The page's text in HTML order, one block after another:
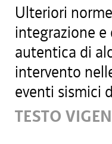
Ulteriori
integrazione
autentica di
intervento
eventi sismici
TESTO